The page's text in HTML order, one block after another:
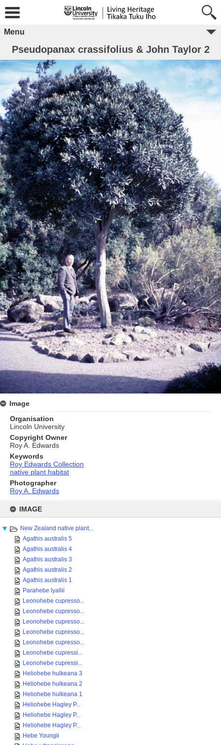
content
IMAGE
New Zealand native plant...
Agathis australis 5
Agathis australis 4
Agathis australis 3
Agathis australis 2
Agathis australis 1
Parahebe lyallii
Leonohebe cupresso...
Leonohebe cupresso...
Leonohebe cupresso...
Leonohebe cupresso...
Leonohebe cupresso...
Leonohebe cupressi...
Leonohebe cupressi...
Heliohebe hulkeana 3
Heliohebe hulkeana 2
Heliohebe hulkeana 1
Heliohebe Hagley P...
Heliohebe Hagley P...
Heliohebe Hagley P...
Hebe Youngii
Menu
Pseudopanax crassifolius & John Taylor 2
Image
Organisation
Lincoln University
Copyright Owner
Roy A. Edwards
Keywords
Roy Edwards Collection
native plant habitat
Photographer
Roy A. Edwards